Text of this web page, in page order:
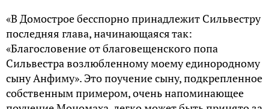
«В Домострое бесспорно принадлежит Сильвестру
последняя глава, начинающаяся так:
«Благословение от благовещенского попа
Сильвестра возлюбленному моему единородному
сыну Анфиму». Это поучение сыну, подкрепленное
собственным примером, очень напоминающее